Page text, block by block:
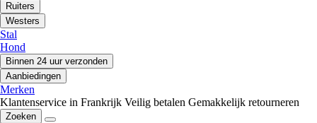
Ruiters
Westers
Stal
Hond
Binnen 24 uur verzonden
Aanbiedingen
Merken
Klantenservice in Frankrijk Veilig betalen Gemakkelijk retourneren
Zoeken